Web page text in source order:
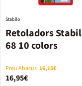
Retoladors
68 10 colors
Stabilo
Preu Abacus 16,15€
16,95€